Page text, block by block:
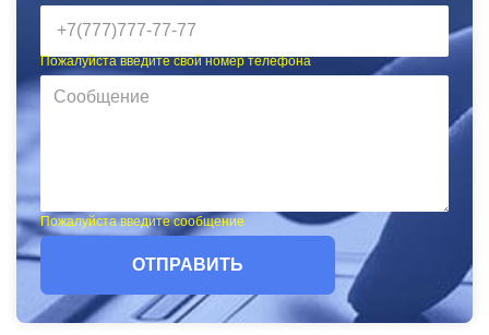
Пожалуйста введите свой номер телефона
Пожалуйста введите сообщение
ОТПРАВИТЬ